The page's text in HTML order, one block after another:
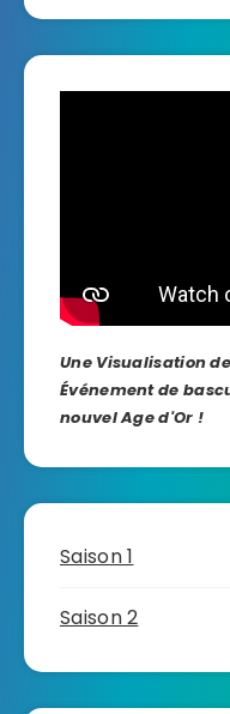
Une Visualisation
Événement de
nouvel Age d'Or !
Saison 1
Saison 2